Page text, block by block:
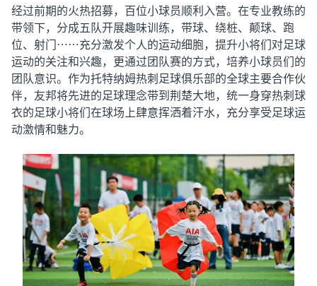
经过前期的火热招募，百位小球员顺利入营。在专业教练的
带领下，分成五队开展趣味训练，带球、绕桩、颠球、跑
位、射门……充分激发个人的运动细胞，提升小将们对足球
运动的关注和兴趣，更通过团队赛的方式，培养小球员们的
团队意识。作为托特纳姆热刺足球俱乐部的全球主要合作伙
伴，友邦将先进的足球理念带到荆楚大地，统一身穿热刺球
衣的足球小将们在球场上肆意挥洒着汗水，充分享受足球运
动激情和魅力。